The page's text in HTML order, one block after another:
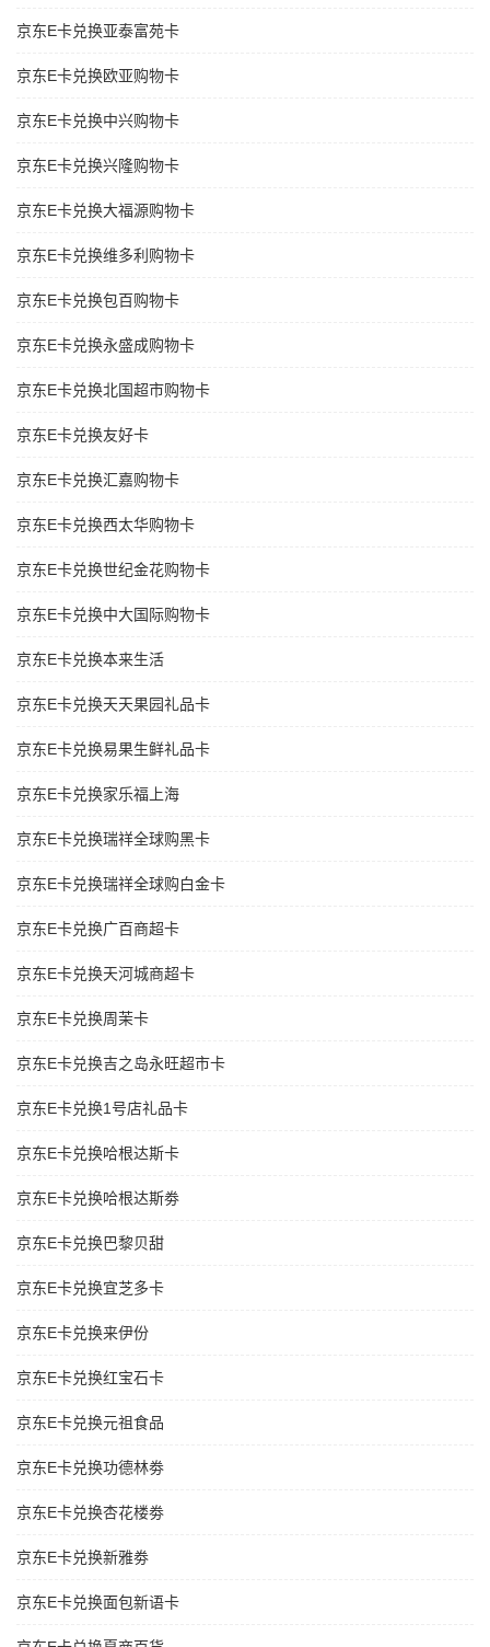
京东E卡兑换亚泰富苑卡
京东E卡兑换欧亚购物卡
京东E卡兑换中兴购物卡
京东E卡兑换兴隆购物卡
京东E卡兑换大福源购物卡
京东E卡兑换维多利购物卡
京东E卡兑换包百购物卡
京东E卡兑换永盛成购物卡
京东E卡兑换北国超市购物卡
京东E卡兑换友好卡
京东E卡兑换汇嘉购物卡
京东E卡兑换西太华购物卡
京东E卡兑换世纪金花购物卡
京东E卡兑换中大国际购物卡
京东E卡兑换本来生活
京东E卡兑换天天果园礼品卡
京东E卡兑换易果生鲜礼品卡
京东E卡兑换家乐福上海
京东E卡兑换瑞祥全球购黑卡
京东E卡兑换瑞祥全球购白金卡
京东E卡兑换广百商超卡
京东E卡兑换天河城商超卡
京东E卡兑换周茉卡
京东E卡兑换吉之岛永旺超市卡
京东E卡兑换1号店礼品卡
京东E卡兑换哈根达斯卡
京东E卡兑换哈根达斯劵
京东E卡兑换巴黎贝甜
京东E卡兑换宜芝多卡
京东E卡兑换来伊份
京东E卡兑换红宝石卡
京东E卡兑换元祖食品
京东E卡兑换功德林劵
京东E卡兑换杏花楼劵
京东E卡兑换新雅劵
京东E卡兑换面包新语卡